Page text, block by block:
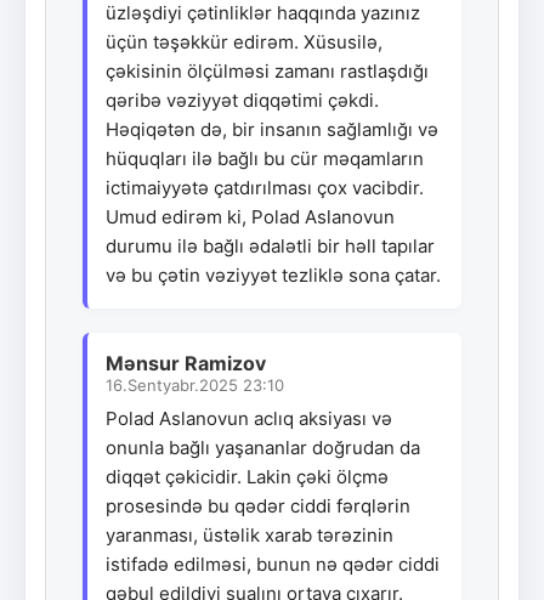
üzləşdiyi çətinliklər haqqında yazınız
üçün təşəkkür edirəm. Xüsusilə,
çəkisinin ölçülməsi zamanı rastlaşdığı
qəribə vəziyyət diqqətimi çəkdi.
Həqiqətən də, bir insanın sağlamlığı və
hüquqları ilə bağlı bu cür məqamların
ictimaiyyətə çatdırılması çox vacibdir.
Umud edirəm ki, Polad Aslanovun
durumu ilə bağlı ədalətli bir həll tapılar
və bu çətin vəziyyət tezliklə sona çatar.
Mənsur Ramizov
16.Sentyabr.2025 23:10
Polad Aslanovun aclıq aksiyası və
onunla bağlı yaşananlar doğrudan da
diqqət çəkicidir. Lakin çəki ölçmə
prosesində bu qədər ciddi fərqlərin
yaranması, üstəlik xarab tərəzinin
istifadə edilməsi, bunun nə qədər ciddi
qəbul edildiyi sualını ortaya çıxarır.